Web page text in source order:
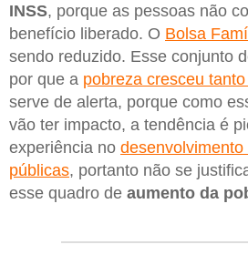
INSS, porque as pessoas não
benefício liberado. O Bolsa
sendo reduzido. Esse conjunto
por que a pobreza cresceu
serve de alerta, porque como
vão ter impacto, a tendência é
experiência no
públicas, portanto não se
esse quadro de aumento da